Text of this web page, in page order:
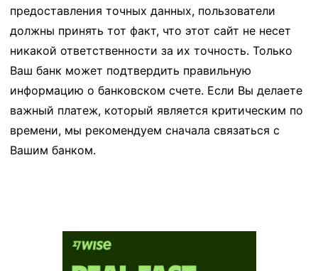
предоставления точных данных, пользователи
должны принять тот факт, что этот сайт не несет
никакой ответственности за их точность. Только
Ваш банк может подтвердить правильную
информацию о банковском счете. Если Вы делаете
важный платеж, который является критическим по
времени, мы рекомендуем сначала связаться с
Вашим банком.